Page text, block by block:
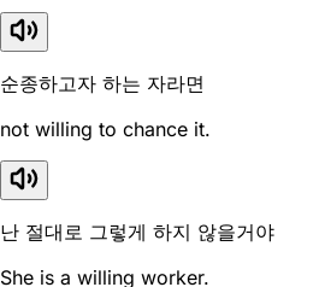
순종하고자 하는 자라면
not willing to chance it.
난 절대로 그렇게 하지 않을거야
She is a willing worker.